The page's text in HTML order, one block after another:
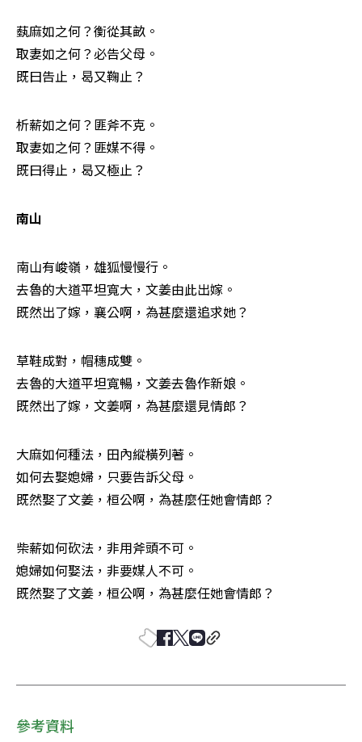
蓺麻如之何？衡從其畝。
取妻如之何？必告父母。
既曰告止，曷又鞠止？
析薪如之何？匪斧不克。
取妻如之何？匪媒不得。
既曰得止，曷又極止？
南山
南山有峻嶺，雄狐慢慢行。
去魯的大道平坦寬大，文姜由此出嫁。
既然出了嫁，襄公啊，為甚麼還追求她？
草鞋成對，帽穗成雙。
去魯的大道平坦寬暢，文姜去魯作新娘。
既然出了嫁，文姜啊，為甚麼還見情郎？
大麻如何種法，田內縱橫列著。
如何去娶媳婦，只要告訴父母。
既然娶了文姜，桓公啊，為甚麼任她會情郎？
柴薪如何砍法，非用斧頭不可。
媳婦如何娶法，非要媒人不可。
既然娶了文姜，桓公啊，為甚麼任她會情郎？
參考資料